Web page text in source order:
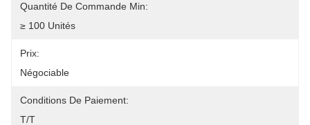
Quantité De Commande Min:
≥ 100 Unités
Prix:
Négociable
Conditions De Paiement:
T/T